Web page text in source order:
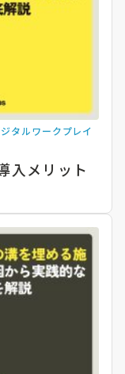
タルワークプレイ
入メリット